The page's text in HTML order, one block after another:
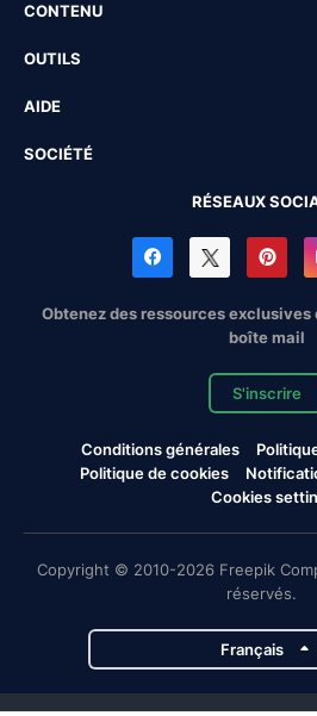
CONTENU
OUTILS
AIDE
SOCIÉTÉ
RÉSEAUX
Obtenez des ressources
boîte mail
S'inscrire
Conditions générales
Politique de cookies
Cookies
Copyright © 2010-2026 Freepik
réservés.
Français